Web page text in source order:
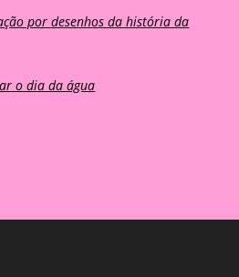
por desenhos da história da
o dia da água